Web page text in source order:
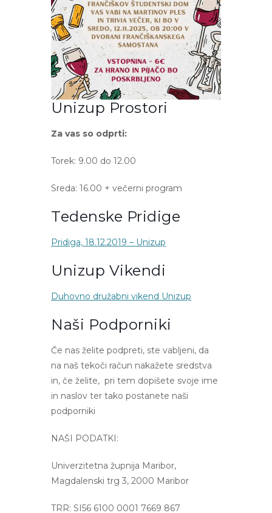
Unizup Prostori
Za vas so odprti:
Torek: 9.00 do 12.00
Sreda: 16.00 + večerni program
Tedenske Pridige
Pridiga, 18.12.2019 – Unizup
Unizup Vikendi
Duhovno družabni vikend Unizup
Naši Podporniki
Če nas želite podpreti, ste vabljeni, da
na naš tekoči račun nakažete sredstva
in, če želite, pri tem dopišete svoje ime
in naslov ter tako postanete naši
podporniki
NAŠI PODATKI:
Univerzitetna župnija Maribor,
Magdalenski trg 3, 2000 Maribor
TRR: SI56 6100 0001 7669 867